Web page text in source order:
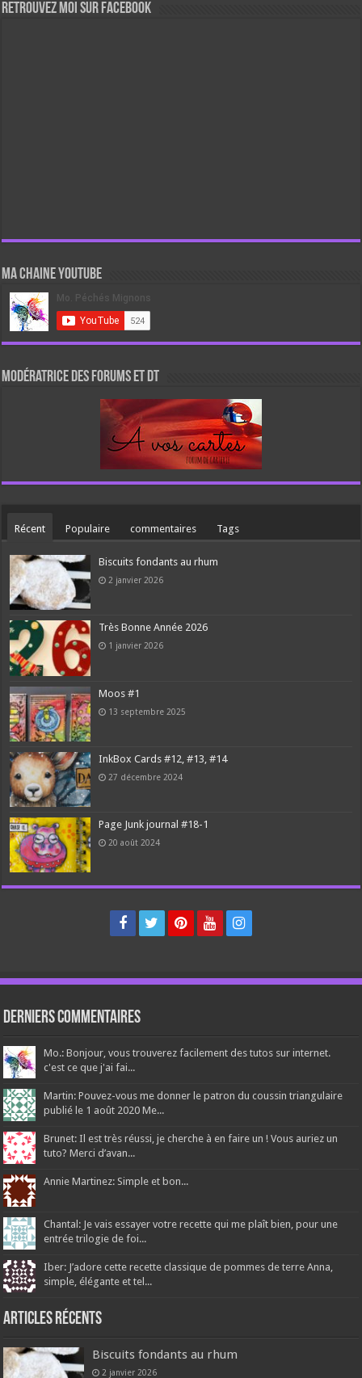
Retrouvez moi sur Facebook
Ma chaine Youtube
Modératrice des forums et DT
Récent Populaire commentaires Tags
Biscuits fondants au rhum
2 janvier 2026
Très Bonne Année 2026
1 janvier 2026
Moos #1
13 septembre 2025
InkBox Cards #12, #13, #14
27 décembre 2024
Page Junk journal #18-1
20 août 2024
Derniers Commentaires
Mo.: Bonjour, vous trouverez facilement des tutos sur internet.
c'est ce que j'ai fai...
Martin: Pouvez-vous me donner le patron du coussin triangulaire
publié le 1 août 2020 Me...
Brunet: Il est très réussi, je cherche à en faire un ! Vous auriez un
tuto? Merci d’avan...
Annie Martinez: Simple et bon...
Chantal: Je vais essayer votre recette qui me plaît bien, pour une
entrée trilogie de foi...
Iber: J’adore cette recette classique de pommes de terre Anna,
simple, élégante et tel...
Articles récents
Biscuits fondants au rhum
2 janvier 2026